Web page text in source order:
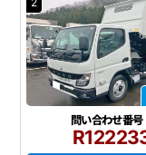
問い合わせ番号